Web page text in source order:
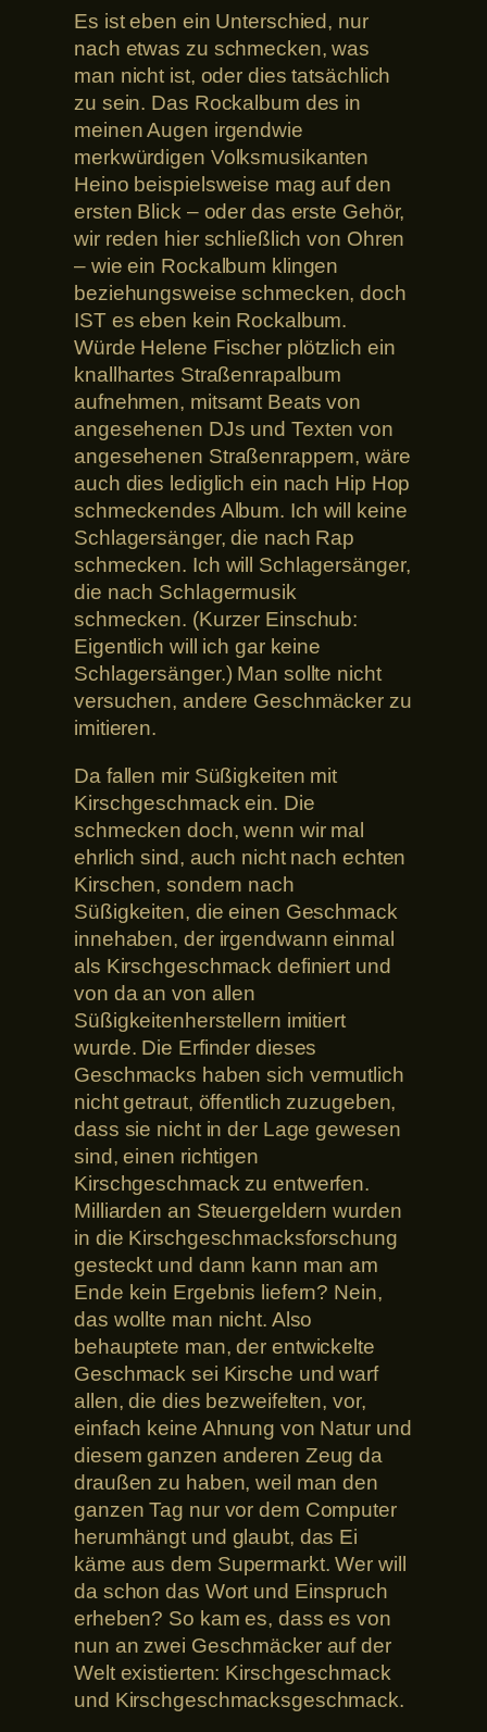
Es ist eben ein Unterschied, nur
nach etwas zu schmecken, was
man nicht ist, oder dies tatsächlich
zu sein. Das Rockalbum des in
meinen Augen irgendwie
merkwürdigen Volksmusikanten
Heino beispielsweise mag auf den
ersten Blick – oder das erste Gehör,
wir reden hier schließlich von Ohren
– wie ein Rockalbum klingen
beziehungsweise schmecken, doch
IST es eben kein Rockalbum.
Würde Helene Fischer plötzlich ein
knallhartes Straßenrapalbum
aufnehmen, mitsamt Beats von
angesehenen DJs und Texten von
angesehenen Straßenrappern, wäre
auch dies lediglich ein nach Hip Hop
schmeckendes Album. Ich will keine
Schlagersänger, die nach Rap
schmecken. Ich will Schlagersänger,
die nach Schlagermusik
schmecken. (Kurzer Einschub:
Eigentlich will ich gar keine
Schlagersänger.) Man sollte nicht
versuchen, andere Geschmäcker zu
imitieren.
Da fallen mir Süßigkeiten mit
Kirschgeschmack ein. Die
schmecken doch, wenn wir mal
ehrlich sind, auch nicht nach echten
Kirschen, sondern nach
Süßigkeiten, die einen Geschmack
innehaben, der irgendwann einmal
als Kirschgeschmack definiert und
von da an von allen
Süßigkeitenherstellern imitiert
wurde. Die Erfinder dieses
Geschmacks haben sich vermutlich
nicht getraut, öffentlich zuzugeben,
dass sie nicht in der Lage gewesen
sind, einen richtigen
Kirschgeschmack zu entwerfen.
Milliarden an Steuergeldern wurden
in die Kirschgeschmacksforschung
gesteckt und dann kann man am
Ende kein Ergebnis liefern? Nein,
das wollte man nicht. Also
behauptete man, der entwickelte
Geschmack sei Kirsche und warf
allen, die dies bezweifelten, vor,
einfach keine Ahnung von Natur und
diesem ganzen anderen Zeug da
draußen zu haben, weil man den
ganzen Tag nur vor dem Computer
herumhängt und glaubt, das Ei
käme aus dem Supermarkt. Wer will
da schon das Wort und Einspruch
erheben? So kam es, dass es von
nun an zwei Geschmäcker auf der
Welt existierten: Kirschgeschmack
und Kirschgeschmacksgeschmack.